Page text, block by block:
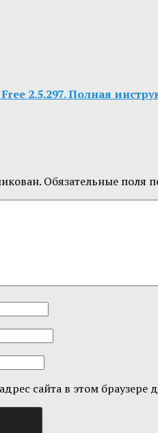
2.5.297. Полная
Обязательные поля
сайта в этом